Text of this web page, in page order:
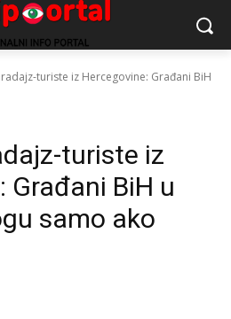
turiste iz Hercegovine: Građani BiH
turiste iz
Građani BiH u
samo ako